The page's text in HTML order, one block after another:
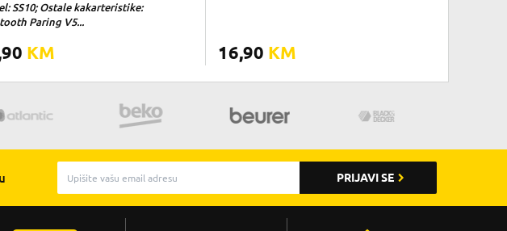
SS10; Ostale kakarteristike:
Paring V5...
KM 16,90 KM
PRIJAVI SE